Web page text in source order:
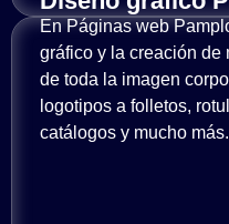
En Páginas web
gráfico y la creación de
de toda la imagen
logotipos a folletos,
catálogos y mucho más.